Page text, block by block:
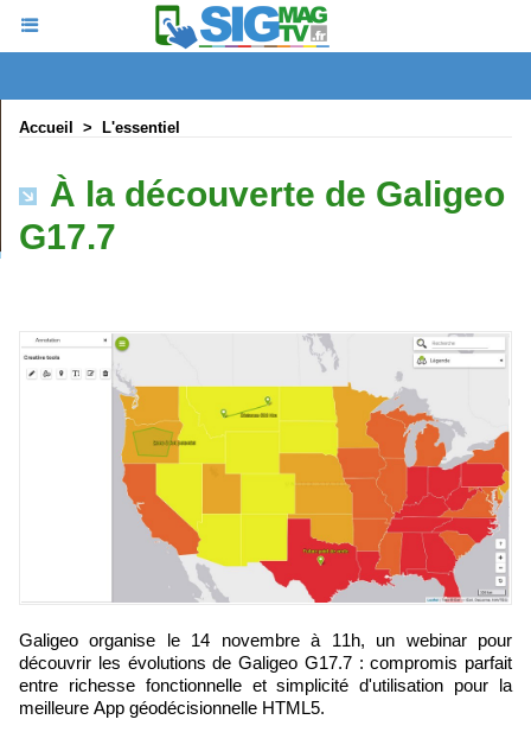
Accueil > L'essentiel
À la découverte de Galigeo
G17.7
Galigeo organise le 14 novembre à 11h, un webinar pour
découvrir les évolutions de Galigeo G17.7 : compromis parfait
entre richesse fonctionnelle et simplicité d'utilisation pour la
meilleure App géodécisionnelle HTML5.